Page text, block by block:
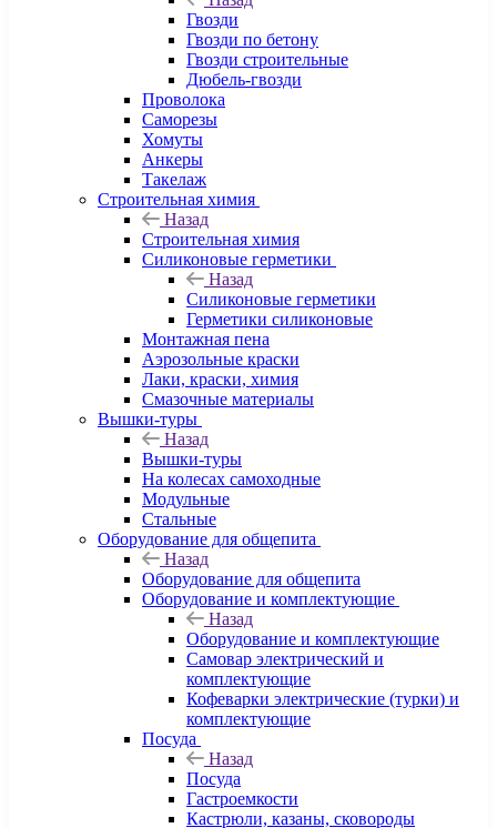
Гвозди
Гвозди по бетону
Гвозди строительные
Дюбель-гвозди
Проволока
Саморезы
Хомуты
Анкеры
Такелаж
Строительная химия
Назад
Строительная химия
Силиконовые герметики
Назад
Силиконовые герметики
Герметики силиконовые
Монтажная пена
Аэрозольные краски
Лаки, краски, химия
Смазочные материалы
Вышки-туры
Назад
Вышки-туры
На колесах самоходные
Модульные
Стальные
Оборудование для общепита
Назад
Оборудование для общепита
Оборудование и комплектующие
Назад
Оборудование и комплектующие
Самовар электрический и
комплектующие
Кофеварки электрические (турки) и
комплектующие
Посуда
Назад
Посуда
Гастроемкости
Кастрюли, казаны, сковороды